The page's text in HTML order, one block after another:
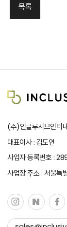
목록
(주)인클루시브인터
대표이사 : 김도연
사업자 등록번호 :
사업장 주소 : 서울특